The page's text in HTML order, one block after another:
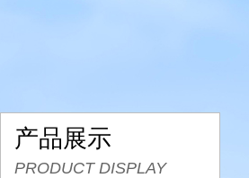
产品展示
PRODUCT DISPLAY